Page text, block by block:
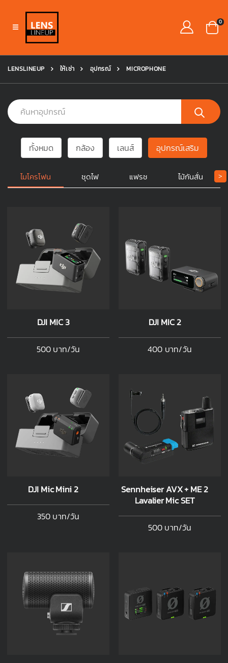
0
LENSLINEUP ให้เช่า อุปกรณ์ MICROPHONE
ทั้งหมด กล้อง เลนส์ อุปกรณ์เสริม
>
ไมโครโฟน ชุดไฟ แฟรช ไม้กันสั่น
DJI MIC 3
500 บาท/วัน
DJI MIC 2
400 บาท/วัน
DJI Mic Mini 2
350 บาท/วัน
Sennheiser AVX + ME 2
Lavalier Mic SET
500 บาท/วัน